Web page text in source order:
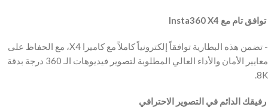
‫ توافق تام مع Insta360 X4
‫- تضمن هذه البطارية توافقاً إلكترونياً كاملاً مع كاميرا X4، مع الحفاظ على
معايير الأمان والأداء العالي المطلوبة لتصوير فيديوهات الـ 360 درجة بدقة
8K.
‫ رفيقك الدائم في التصوير الاحترافي